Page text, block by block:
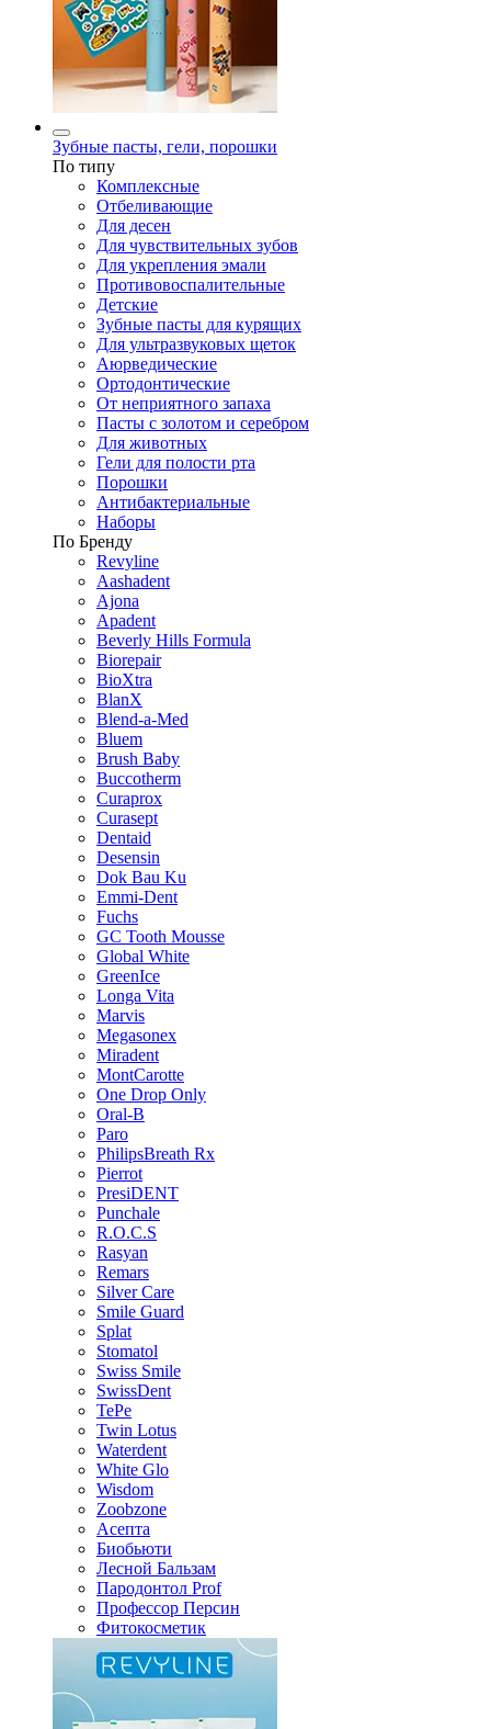
Зубные пасты, гели, порошки
По типу
Комплексные
Отбеливающие
Для десен
Для чувствительных зубов
Для укрепления эмали
Противовоспалительные
Детские
Зубные пасты для курящих
Для ультразвуковых щеток
Аюрведические
Ортодонтические
От неприятного запаха
Пасты с золотом и серебром
Для животных
Гели для полости рта
Порошки
Антибактериальные
Наборы
По Бренду
Revyline
Aashadent
Ajona
Apadent
Beverly Hills Formula
Biorepair
BioXtra
BlanX
Blend-a-Med
Bluem
Brush Baby
Buccotherm
Curaprox
Curasept
Dentaid
Desensin
Dok Bau Ku
Emmi-Dent
Fuchs
GC Tooth Mousse
Global White
GreenIce
Longa Vita
Marvis
Megasonex
Miradent
MontCarotte
One Drop Only
Oral-B
Paro
PhilipsBreath Rx
Pierrot
PresiDENT
Punchale
R.O.C.S
Rasyan
Remars
Silver Care
Smile Guard
Splat
Stomatol
Swiss Smile
SwissDent
TePe
Twin Lotus
Waterdent
White Glo
Wisdom
Zoobzone
Асепта
Биобьюти
Лесной Бальзам
Пародонтол Prof
Профессор Персин
Фитокосметик